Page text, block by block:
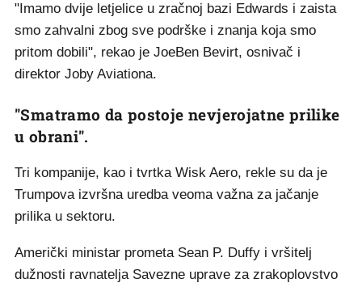
"Imamo dvije letjelice u zračnoj bazi Edwards i zaista
smo zahvalni zbog sve podrške i znanja koja smo
pritom dobili", rekao je JoeBen Bevirt, osnivač i
direktor Joby Aviationa.
"Smatramo da postoje nevjerojatne prilike
u obrani".
Tri kompanije, kao i tvrtka Wisk Aero, rekle su da je
Trumpova izvršna uredba veoma važna za jačanje
prilika u sektoru.
Američki ministar prometa Sean P. Duffy i vršitelj
dužnosti ravnatelja Savezne uprave za zrakoplovstvo